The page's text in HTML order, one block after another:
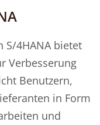
S/4HANA bietet
Verbesserung
Benutzern,
in Form
und